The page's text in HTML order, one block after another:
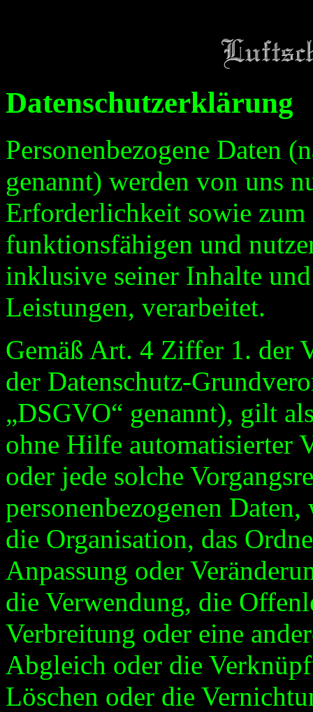
Datenschutzerklärung
Personenbezogene Daten
genannt) werden von uns
Erforderlichkeit sowie zum
funktionsfähigen und
inklusive seiner Inhalte
Leistungen, verarbeitet.
Gemäß Art. 4 Ziffer 1. der
der Datenschutz-
„DSGVO“ genannt), gilt
ohne Hilfe automatisierter
oder jede solche
personenbezogenen
die Organisation, das
Anpassung oder
die Verwendung, die
Verbreitung oder eine
Abgleich oder die
Löschen oder die